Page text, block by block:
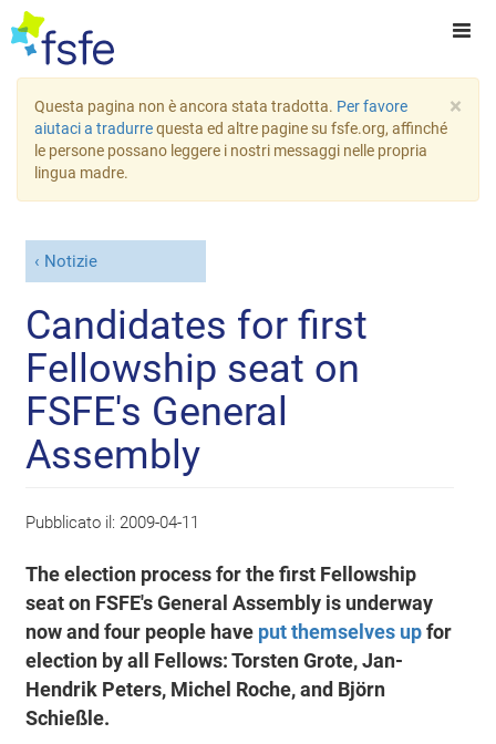
×
Questa pagina non è ancora stata tradotta. Per favore
aiutaci a tradurrequesta ed altre pagine su fsfe.org, affinché
le persone possano leggere i nostri messaggi nelle propria
lingua madre.
Notizie
Candidates for first
Fellowship seat on
FSFE's General
Assembly
Pubblicato il: 2009-04-11
The election process for the first Fellowship
seat on FSFE's General Assembly is underway
now and four people have put themselves upfor
election by all Fellows: Torsten Grote, Jan-
Hendrik Peters, Michel Roche, and Björn
Schießle.